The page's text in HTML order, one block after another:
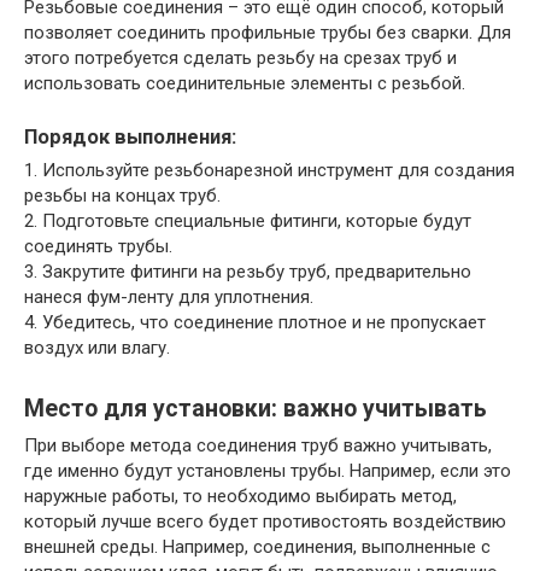
Резьбовые соединения – это ещё один способ, который
позволяет соединить профильные трубы без сварки. Для
этого потребуется сделать резьбу на срезах труб и
использовать соединительные элементы с резьбой.
Порядок выполнения:
1. Используйте резьбонарезной инструмент для создания
резьбы на концах труб.
2. Подготовьте специальные фитинги, которые будут
соединять трубы.
3. Закрутите фитинги на резьбу труб, предварительно
нанеся фум-ленту для уплотнения.
4. Убедитесь, что соединение плотное и не пропускает
воздух или влагу.
Место для установки: важно учитывать
При выборе метода соединения труб важно учитывать,
где именно будут установлены трубы. Например, если это
наружные работы, то необходимо выбирать метод,
который лучше всего будет противостоять воздействию
внешней среды. Например, соединения, выполненные с